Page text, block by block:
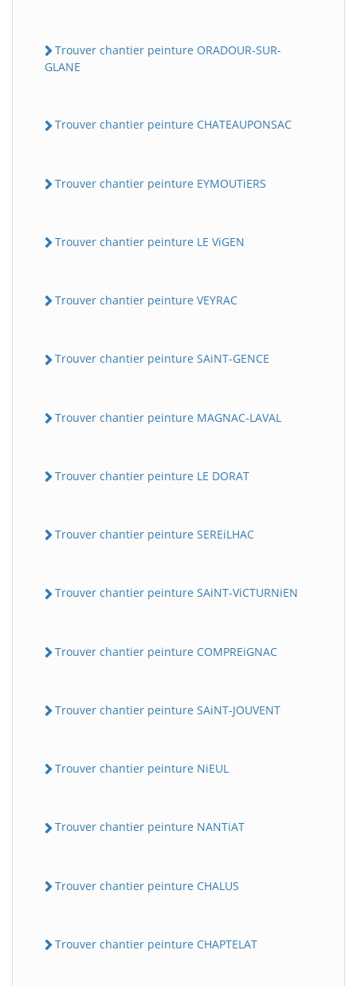
Trouver chantier peinture ORADOUR-SUR-
GLANE
Trouver chantier peinture CHATEAUPONSAC
Trouver chantier peinture EYMOUTiERS
Trouver chantier peinture LE ViGEN
Trouver chantier peinture VEYRAC
Trouver chantier peinture SAiNT-GENCE
Trouver chantier peinture MAGNAC-LAVAL
Trouver chantier peinture LE DORAT
Trouver chantier peinture SEREiLHAC
Trouver chantier peinture SAiNT-ViCTURNiEN
Trouver chantier peinture COMPREiGNAC
Trouver chantier peinture SAiNT-JOUVENT
Trouver chantier peinture NiEUL
Trouver chantier peinture NANTiAT
Trouver chantier peinture CHALUS
Trouver chantier peinture CHAPTELAT